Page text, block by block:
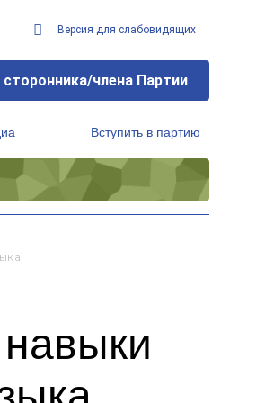
Версия для слабовидящих
члена Партии
Вступить в партию